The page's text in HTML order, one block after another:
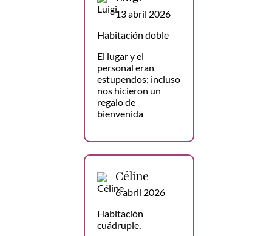
13 abril 2026
Habitación doble
El lugar y el
personal eran
estupendos; incluso
nos hicieron un
regalo de
bienvenida
Céline
6 abril 2026
Habitación
cuádruple,